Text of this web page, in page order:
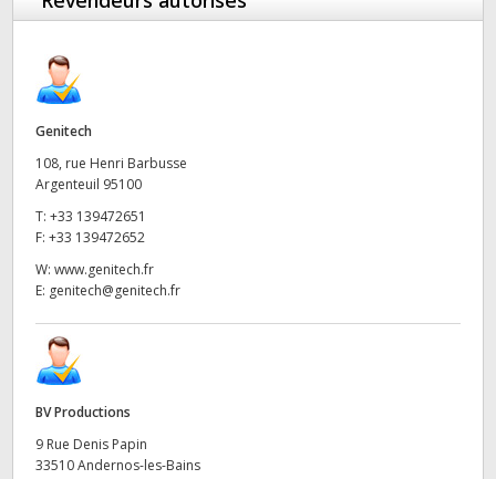
Genitech
108, rue Henri Barbusse
Argenteuil 95100
T: +33 139472651
F: +33 139472652
W: www.genitech.fr
E: genitech@genitech.fr
BV Productions
9 Rue Denis Papin
33510 Andernos-les-Bains